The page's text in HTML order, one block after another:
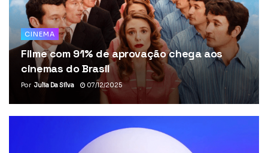
CINEMA
Filme com 91% de aprovação chega aos
cinemas do Brasil
Por Julia Da Silva 07/12/2025